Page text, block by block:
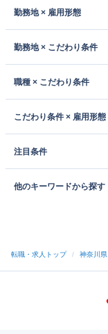
勤務地 × 雇用形態
勤務地 × こだわり条件
職種 × こだわり条件
こだわり条件 × 雇用形態
注目条件
他のキーワードから探す
転職・求人トップ / 神奈川県